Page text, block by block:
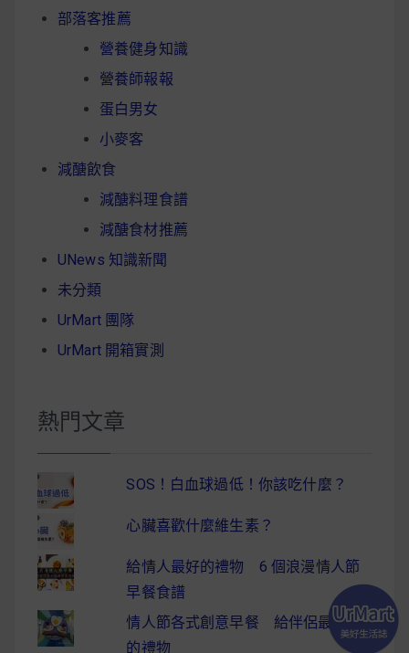
部落客推薦
營養健身知識
營養師報報
蛋白男女
小麥客
減醣飲食
減醣料理食譜
減醣食材推薦
UNews 知識新聞
未分類
UrMart 團隊
UrMart 開箱實測
熱門文章
SOS！白血球過低！你該吃什麼？
心臟喜歡什麼維生素？
給情人最好的禮物 6 個浪漫情人節
早餐食譜
情人節各式創意早餐 給伴侶最驚喜
的禮物